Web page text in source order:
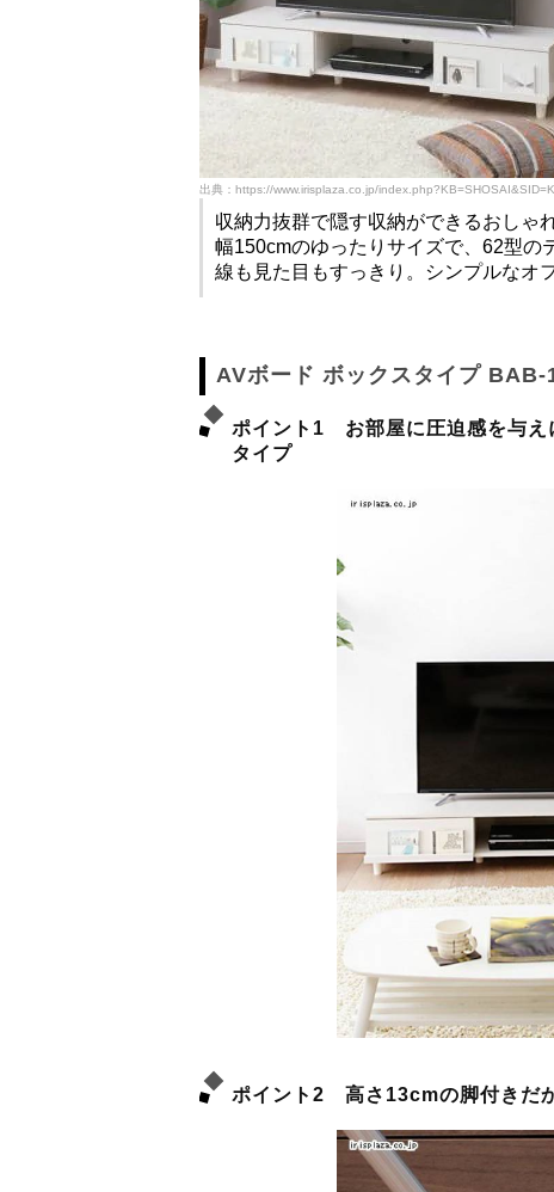
出典：https://www.irisplaza.co.jp/
収納力抜群で隠す収納ができるおしゃ
幅150cmのゆったりサイズで、62型の
線も見た目もすっきり。シンプルなオ
AVボード ボックスタイプ BAB-
ポイント1 お部屋に圧迫感を与え
タイプ
ポイント2 高さ13cmの脚付きだ